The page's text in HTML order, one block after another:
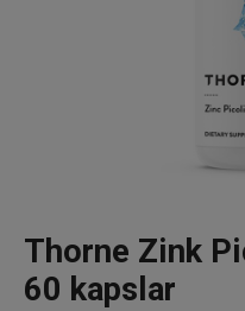
Thorne Zink
60 kapslar